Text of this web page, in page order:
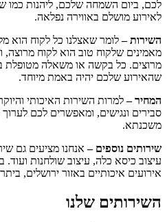
לכם, ביום השמחה שלכם, ליהנות כמו
לאירוע מושלם באווירה נפלאה.
השירות –לומר שאצלנו כל לקוח הוא
מאמינים שלקוח טוב הוא לקוח מרוצה,
מרוצים. כל בקשה או משאלה מטופלת
שהאירוע שלכם יהיה באמת מיוחד.
המחיר –למרות השירות האיכותי
סבירים ונגישים, ומאפשרים לכם
משכנתא.
שירותים נוספים – אנחנו מציעים גם
עיצוב כיסא כלה, עיצוב שולחנות ועוד.
אירועים איכותיים באזור ירושלים,
השירותים שלנו